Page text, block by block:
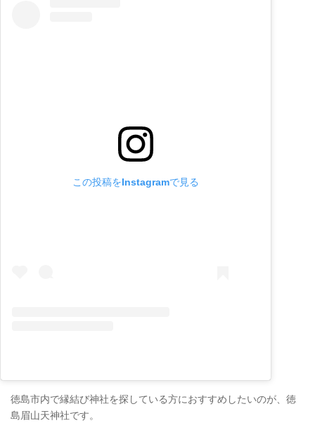
この投稿をInstagramで見る
徳島市内で縁結び神社を探している方におすすめしたいのが、徳
島眉山天神社です。